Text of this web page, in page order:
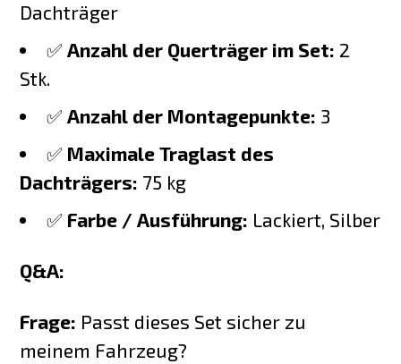
Dachträger
✅ Anzahl der Querträger im Set: 2
Stk.
✅ Anzahl der Montagepunkte: 3
✅ Maximale Traglast des
Dachträgers: 75 kg
✅ Farbe / Ausführung: Lackiert, Silber
Q&A:
Frage: Passt dieses Set sicher zu
meinem Fahrzeug?